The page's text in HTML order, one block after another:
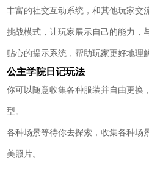
丰富的社交互动系统，和其他玩家交
挑战模式，让玩家展示自己的能力，
贴心的提示系统，帮助玩家更好地理
公主学院日记玩法
你可以随意收集各种服装并自由更换
型。
各种场景等待你去探索，收集各种场
美照片。